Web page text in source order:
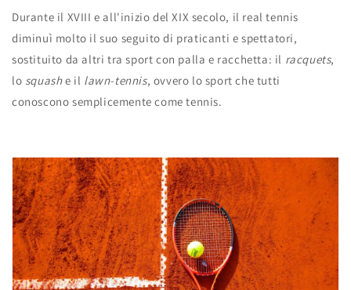
Durante il XVIII e all'inizio del XIX secolo, il real tennis
diminuì molto il suo seguito di praticanti e spettatori,
sostituito da altri tra sport con palla e racchetta: il racquets,
lo squashe il lawn-tennis, ovvero lo sport che tutti
conoscono semplicemente come tennis.